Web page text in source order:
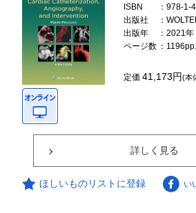
ISBN
：978-1-
出版社
：
出版年
：2021年
ページ数 ：1196pp.
定価41,173円(本
詳しく見る
ほしいものリストに登録 い